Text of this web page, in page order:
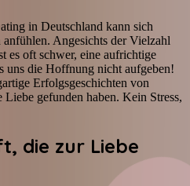
in Deutschland kann sich
Angesichts der Vielzahl
es oft schwer, eine aufrichtige
uns die Hoffnung nicht aufgeben!
Erfolgsgeschichten von
gefunden haben. Kein Stress,
die zur Liebe